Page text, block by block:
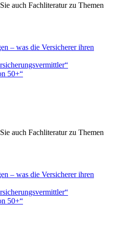
auch Fachliteratur zu Themen
– was die Versicherer ihren
50+“
auch Fachliteratur zu Themen
– was die Versicherer ihren
50+“